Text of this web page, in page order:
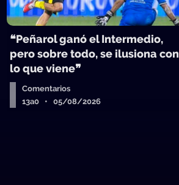
❝Peñarol ganó el Intermedio,
pero sobre todo, se ilusiona con
lo que viene❞
Comentarios
13a0 • 05/08/2026